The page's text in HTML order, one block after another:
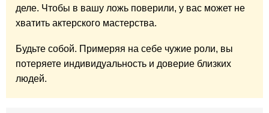
деле. Чтобы в вашу ложь поверили, у вас может не
хватить актерского мастерства.
Будьте собой. Примеряя на себе чужие роли, вы
потеряете индивидуальность и доверие близких
людей.